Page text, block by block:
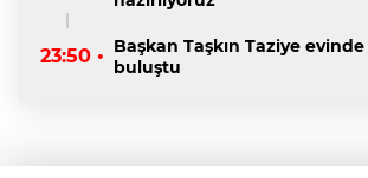
23:50 • Başkan Taşkın Taziye
buluştu